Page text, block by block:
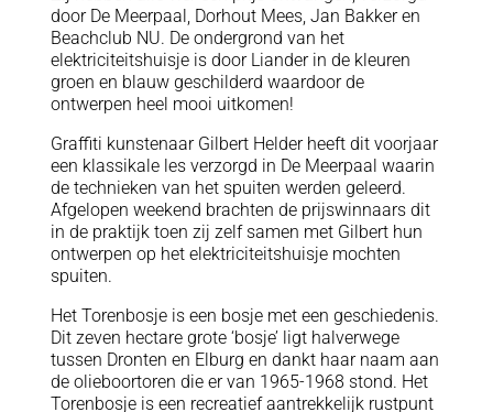
door De Meerpaal, Dorhout Mees, Jan Bakker en
Beachclub NU. De ondergrond van het
elektriciteitshuisje is door Liander in de kleuren
groen en blauw geschilderd waardoor de
ontwerpen heel mooi uitkomen!
Graffiti kunstenaar Gilbert Helder heeft dit voorjaar
een klassikale les verzorgd in De Meerpaal waarin
de technieken van het spuiten werden geleerd.
Afgelopen weekend brachten de prijswinnaars dit
in de praktijk toen zij zelf samen met Gilbert hun
ontwerpen op het elektriciteitshuisje mochten
spuiten.
Het Torenbosje is een bosje met een geschiedenis.
Dit zeven hectare grote ‘bosje’ ligt halverwege
tussen Dronten en Elburg en dankt haar naam aan
de olieboortoren die er van 1965-1968 stond. Het
Torenbosje is een recreatief aantrekkelijk rustpunt